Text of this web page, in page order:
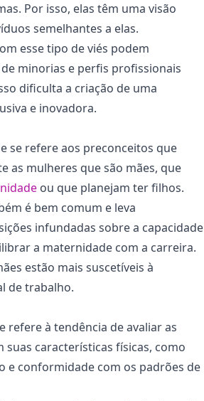
Por isso, elas têm uma visão
semelhantes a elas.
esse tipo de viés podem
minorias e perfis profissionais
dificulta a criação de uma
e inovadora.
se refere aos preconceitos que
as mulheres que são mães, que
ou que planejam ter filhos.
é bem comum e leva
infundadas sobre a capacidade
a maternidade com a carreira.
estão mais suscetíveis à
de trabalho.
refere à tendência de avaliar as
suas características físicas, como
e conformidade com os padrões de